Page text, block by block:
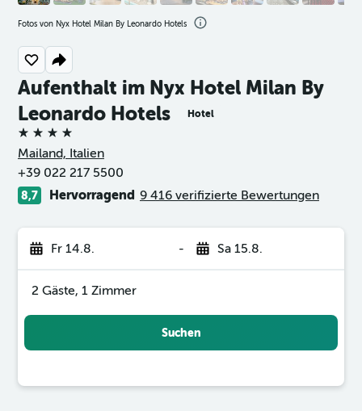
Aufenthalt im Nyx Hotel Milan By
Leonardo Hotels
Hotel
4 Sterne
Mailand, Italien
+39 022 217 5500
8,7 Hervorragend 9 416 verifizierte Bewertungen
Fr 14.8. - Sa 15.8.
2 Gäste, 1 Zimmer
Suchen
Fotos von Nyx Hotel Milan By Leonardo Hotels